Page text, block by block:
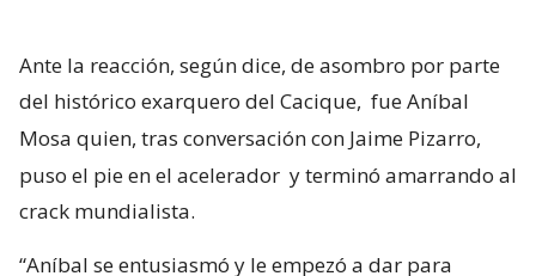
Ante la reacción, según dice, de asombro por parte
del histórico exarquero del Cacique, fue Aníbal
Mosa quien, tras conversación con Jaime Pizarro,
puso el pie en el acelerador y terminó amarrando al
crack mundialista.
“Aníbal se entusiasmó y le empezó a dar para